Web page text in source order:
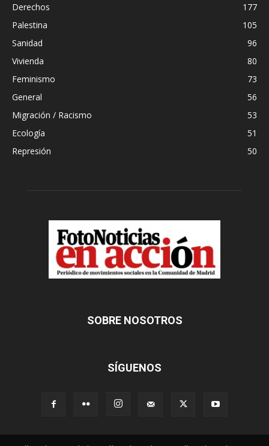
Derechos
177
Palestina
105
Sanidad
96
Vivienda
80
Feminismo
73
General
56
Migración / Racismo
53
Ecología
51
Represión
50
SOBRE NOSOTROS
SÍGUENOS